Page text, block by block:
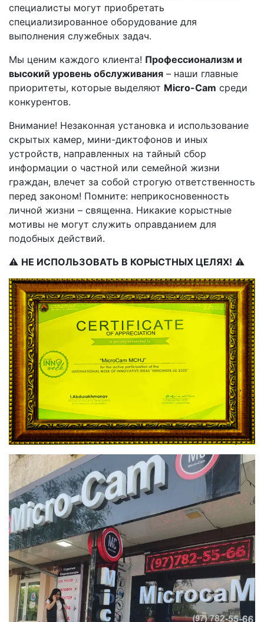
специалисты могут приобретать
специализированное оборудование для
выполнения служебных задач.
Мы ценим каждого клиента! Профессионализм и
высокий уровень обслуживания – наши главные
приоритеты, которые выделяют Micro-Cam среди
конкурентов.
Внимание! Незаконная установка и использование
скрытых камер, мини-диктофонов и иных
устройств, направленных на тайный сбор
информации о частной или семейной жизни
граждан, влечет за собой строгую ответственность
перед законом! Помните: неприкосновенность
личной жизни – священна. Никакие корыстные
мотивы не могут служить оправданием для
подобных действий.
⚠ НЕ ИСПОЛЬЗОВАТЬ В КОРЫСТНЫХ ЦЕЛЯХ! ⚠